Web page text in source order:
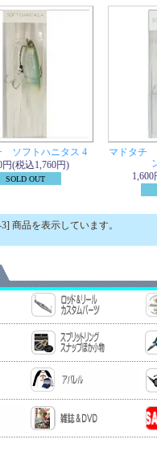
ソフトハニタス 4
円(税込1,760円)
SOLD OUT
マドタチ
商品を表示しています。